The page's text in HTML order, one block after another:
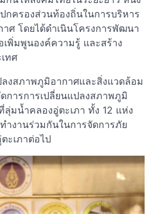
กครองส่วนท้องถิ่นในการบริหาร
ศ โดยได้ดำเนินโครงการพัฒนา
พิ่มพูนองค์ความรู้ และสร้าง
ทศ
งสภาพภูมิอากาศและสิ่งแวดล้อม
การการเปลี่ยนแปลงสภาพภูมิ
มน้ำคลองอู่ตะเภา ทั้ง 12 แห่ง
งานร่วมกันในการจัดการภัย
ะเภาต่อไป